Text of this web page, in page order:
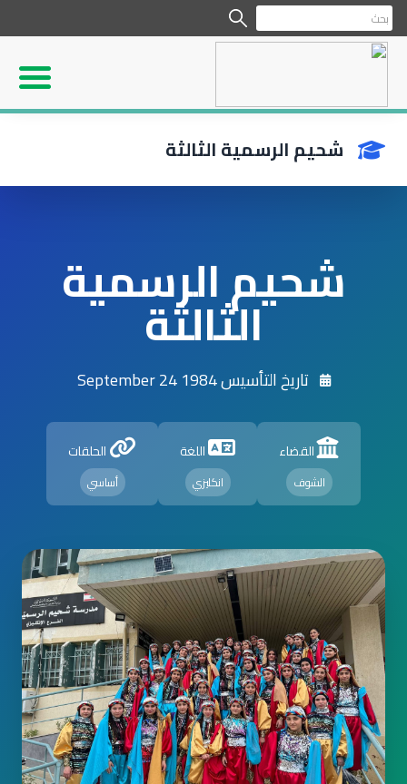
شحيم الرسمية الثالثة
شحيم الرسمية
الثالثة
تاريخ التأسيس 1984 September 24
القضاء
الشوف
اللغة
انكليزي
الحلقات
أساسي